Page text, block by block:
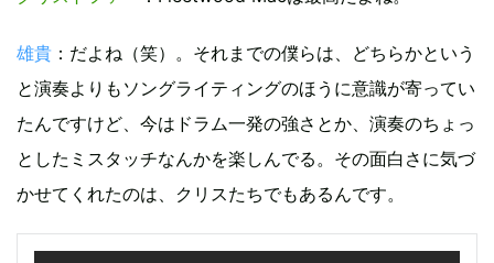
雄貴 ：だよね（笑）。それまでの僕らは、どちらかという
と演奏よりもソングライティングのほうに意識が寄ってい
たんですけど、今はドラム一発の強さとか、演奏のちょっ
としたミスタッチなんかを楽しんでる。その面白さに気づ
かせてくれたのは、クリスたちでもあるんです。